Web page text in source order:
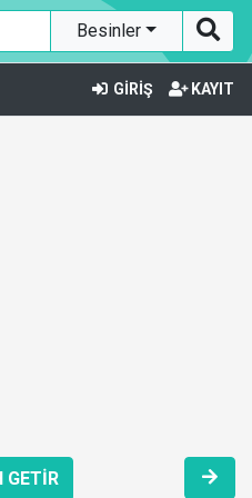
Besinler
GİRİŞ KAYIT
GETİR